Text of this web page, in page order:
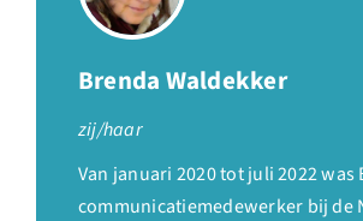
Brenda Waldekker
zij/haar
Van januari 2020 tot juli 2022 was
communicatiemedewerker bij de